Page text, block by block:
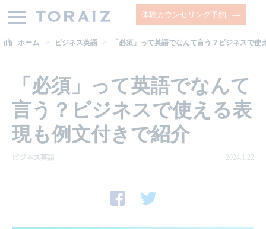
体験カウンセリング予約
ホーム ビジネス英語 「必須」って英語でなんて言う？ビジネスで使
「必須」って英語でなんて
言う？ビジネスで使える表
現も例文付きで紹介
ビジネス英語 2024.1.22